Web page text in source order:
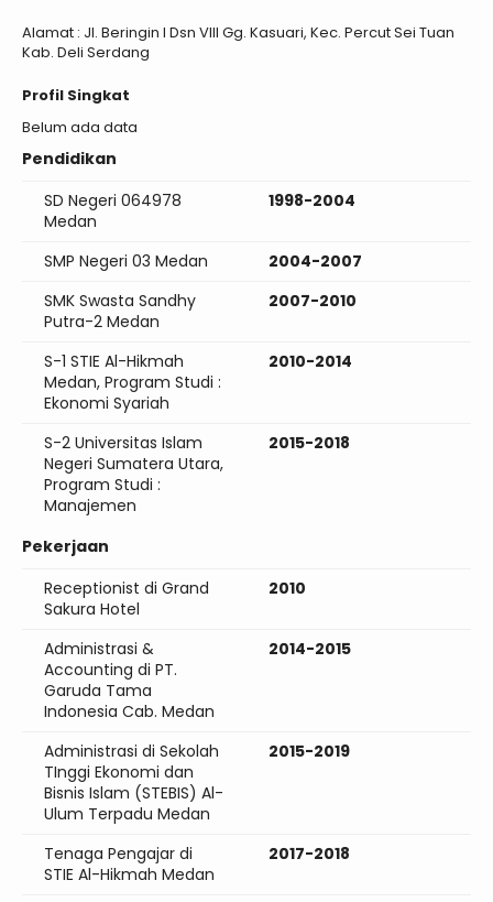
Alamat : Jl. Beringin I Dsn VIII Gg. Kasuari, Kec. Percut Sei Tuan
Kab. Deli Serdang
Profil Singkat
Belum ada data
Pendidikan
SD Negeri 064978
Medan
1998-2004
SMP Negeri 03 Medan
2004-2007
SMK Swasta Sandhy
Putra-2 Medan
2007-2010
S-1 STIE Al-Hikmah
Medan, Program Studi :
Ekonomi Syariah
2010-2014
S-2 Universitas Islam
Negeri Sumatera Utara,
Program Studi :
Manajemen
2015-2018
Pekerjaan
Receptionist di Grand
Sakura Hotel
2010
Administrasi &
Accounting di PT.
Garuda Tama
Indonesia Cab. Medan
2014-2015
Administrasi di Sekolah
TInggi Ekonomi dan
Bisnis Islam (STEBIS) Al-
Ulum Terpadu Medan
2015-2019
Tenaga Pengajar di
STIE Al-Hikmah Medan
2017-2018